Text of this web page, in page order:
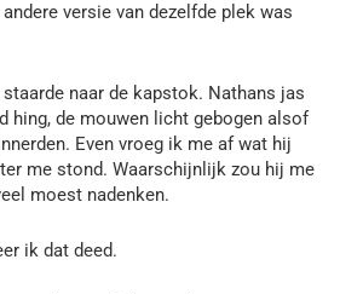
versie van dezelfde plek was
naar de kapstok. Nathans jas
hing, de mouwen licht gebogen alsof
Even vroeg ik me af wat hij
me stond. Waarschijnlijk zou hij me
moest nadenken.
ik dat deed.